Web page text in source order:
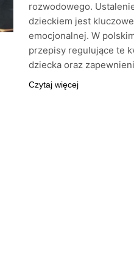
rozwodowego.
dzieckiem jest
emocjonalnej. W
przepisy regulujące te
dziecka oraz
Czytaj więcej